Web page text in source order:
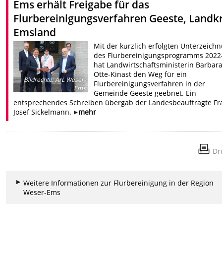
Ems erhält Freigabe für das
Flurbereinigungsverfahren Geeste,
Emsland
Bildrechte:ArL Weser-
Ems
Mit der kürzlich erfolgten
des Flurbereinigungsprogramms
hat Landwirtschaftsministerin
Otte-Kinast den Weg für ein
Flurbereinigungsverfahren in der
Gemeinde Geeste geebnet. Ein
entsprechendes Schreiben übergab der Landesbeauftragte
Josef Sickelmann.
mehr
Weitere Informationen zur Flurbereinigung in der Region
Weser-Ems